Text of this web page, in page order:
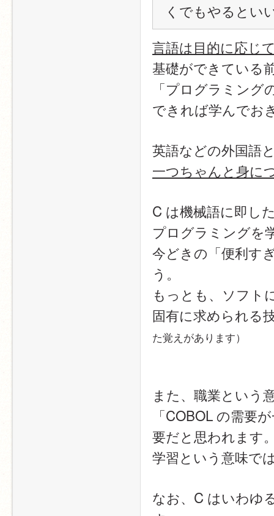
くでもやるとい
言語は目的に応じ
基礎ができている
「プログラミング
できれば学んでお
英語などの外国語
一つちゃんと身に
C は機械語に即し
プログラミングを
今どきの「便利す
う。
もっとも、ソフト
固有に求められる
た覚えがあります）
また、職業という
「COBOL の需要
要だと思われます
学習という意味で
なお、C はいわゆ